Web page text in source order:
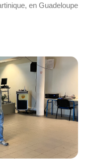
en Guadeloupe